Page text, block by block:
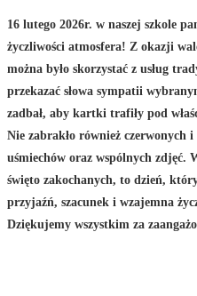
16 lutego 2026r. w naszej szkole
życzliwości atmosfera! Z okazji
można było skorzystać z usług
przekazać słowa sympatii
zadbał, aby kartki trafiły pod
Nie zabrakło również czerwonych
uśmiechów oraz wspólnych zdjęć.
święto zakochanych, to dzień,
przyjaźń, szacunek i wzajemna
Dziękujemy wszystkim za